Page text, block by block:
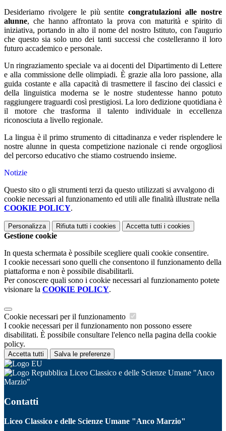
Desideriamo rivolgere le più sentitecongratulazioni alle nostre
alunne, che hanno affrontato la prova con maturità e spirito di
iniziativa, portando in alto il nome del nostro Istituto, con l'augurio
che questo sia solo uno dei tanti successi che costelleranno il loro
futuro accademico e personale.
Un ringraziamento speciale va ai docenti del Dipartimento di Lettere
e alla commissione delle olimpiadi. È grazie alla loro passione, alla
guida costante e alla capacità di trasmettere il fascino dei classici e
della linguistica moderna se le nostre studentesse hanno potuto
raggiungere traguardi così prestigiosi. La loro dedizione quotidiana è
il motore che trasforma il talento individuale in eccellenza
riconosciuta a livello regionale.
La lingua è il primo strumento di cittadinanza e veder risplendere le
nostre alunne in questa competizione nazionale ci rende orgogliosi
del percorso educativo che stiamo costruendo insieme.
Notizie
Questo sito o gli strumenti terzi da questo utilizzati si avvalgono di
cookie necessari al funzionamento ed utili alle finalità illustrate nella
COOKIE POLICY.
Personalizza Rifiuta tutti i cookies Accetta tutti i cookies
Gestione cookie
In questa schermata è possibile scegliere quali cookie consentire.
I cookie necessari sono quelli che consentono il funzionamento della
piattaforma e non è possibile disabilitarli.
Per conoscere quali sono i cookie necessari al funzionamento potete
visionare la COOKIE POLICY.
Cookie necessari per il funzionamento
I cookie necessari per il funzionamento non possono essere
disabilitati. È possibile consultare l'elenco nella pagina della cookie
policy.
Accetta tutti Salva le preferenze
Liceo Classico e delle Scienze Umane "Anco
Marzio"
Contatti
Liceo Classico e delle Scienze Umane "Anco Marzio"